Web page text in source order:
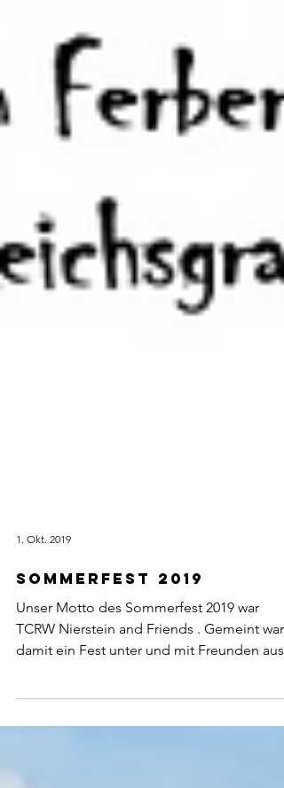
1. Okt. 2019
sommerfest 2019
Unser Motto des Sommerfest 2019 war
TCRW Nierstein and Friends . Gemeint war
der...